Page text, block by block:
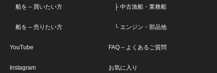
船を – 買いたい方
船を – 売りたい方
YouTube
Instagram
├ 中古漁船・業務船
└ エンジン・部品他
FAQ – よくあるご質問
お気に入り